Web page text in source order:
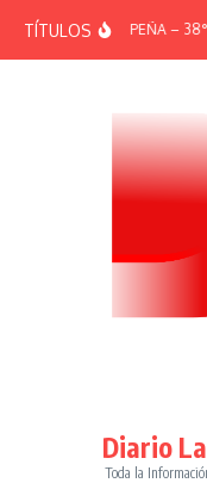
TÍTULOS¡GRAN PEÑA –
Diario
Toda la